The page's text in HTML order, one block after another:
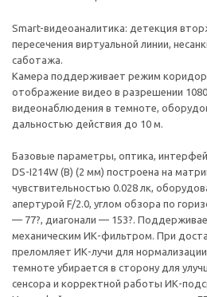
Smart-видеоаналитика: детекция
пересечения виртуальной линии,
саботажа.
Камера поддерживает режим
отображение видео в разрешении
видеонаблюдения в темноте,
дальностью действия до 10 м.
Базовые параметры, оптика,
DS-I214W (B) (2 мм) построена на
чувствительностью 0.028 лк,
апертурой F/2.0, углом обзора по
— 77?, диагонали — 153?.
механическим ИК-фильтром. При
преломляет ИК-лучи для
темноте убирается в сторону для
сенсора и корректной работы ИК-